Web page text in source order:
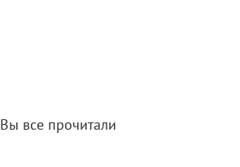
Вы все прочитали